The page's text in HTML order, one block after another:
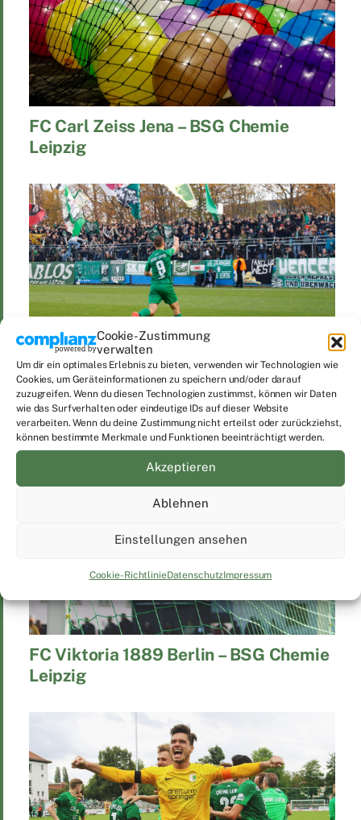
Cookie-Zustimmung
verwalten
Um dir ein optimales Erlebnis zu bieten, verwenden wir Technologien wie
Cookies, um Geräteinformationen zu speichern und/oder darauf
zuzugreifen. Wenn du diesen Technologien zustimmst, können wir Daten
wie das Surfverhalten oder eindeutige IDs auf dieser Website
verarbeiten. Wenn du deine Zustimmung nicht erteilst oder zurückziehst,
können bestimmte Merkmale und Funktionen beeinträchtigt werden.
Akzeptieren
Ablehnen
Einstellungen ansehen
Cookie-RichtlinieDatenschutzImpressum
FC Carl Zeiss Jena – BSG Chemie
Leipzig
Hertha BSC II – BSG Chemie Leipzig
FC Viktoria 1889 Berlin – BSG Chemie
Leipzig